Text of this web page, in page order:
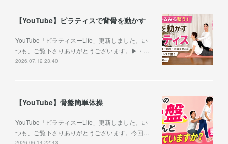
【YouTube】ピラティスで背骨を動かす
YouTube「ピラティスーLife」更新しました。い
つも、ご覧下さりありがとうございます。▶︎・…
2026.07.12 23:40
【YouTube】骨盤簡単体操
YouTube「ピラティスーLife」更新しました。い
つも、ご覧下さりありがとうございます。今回…
2026.06.14 22:43